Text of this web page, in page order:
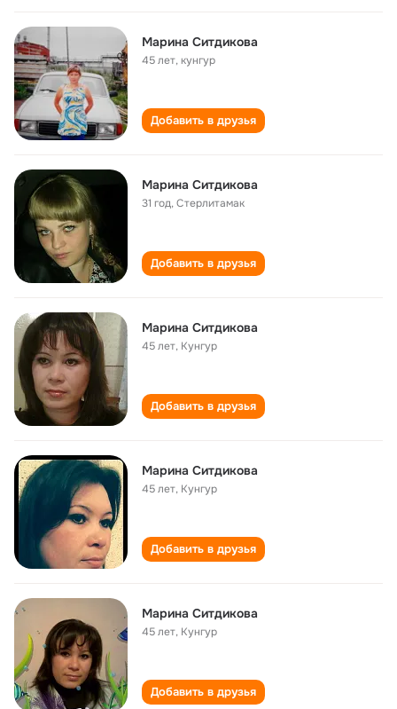
Марина Ситдикова
45 лет,кунгур
Добавить в друзья
Марина Ситдикова
31 год,Стерлитамак
Добавить в друзья
Марина Ситдикова
45 лет, Кунгур
Добавить в друзья
Марина Ситдикова
45 лет, Кунгур
Добавить в друзья
Марина Ситдикова
45 лет, Кунгур
Добавить в друзья